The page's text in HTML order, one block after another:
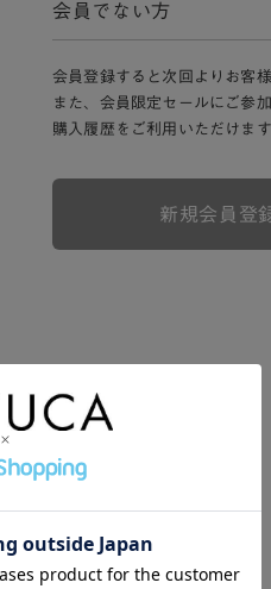
会員でない方
会員登録すると次回よりお客
また、会員限定セールにご参
購入履歴をご利用いただけま
新規会員登